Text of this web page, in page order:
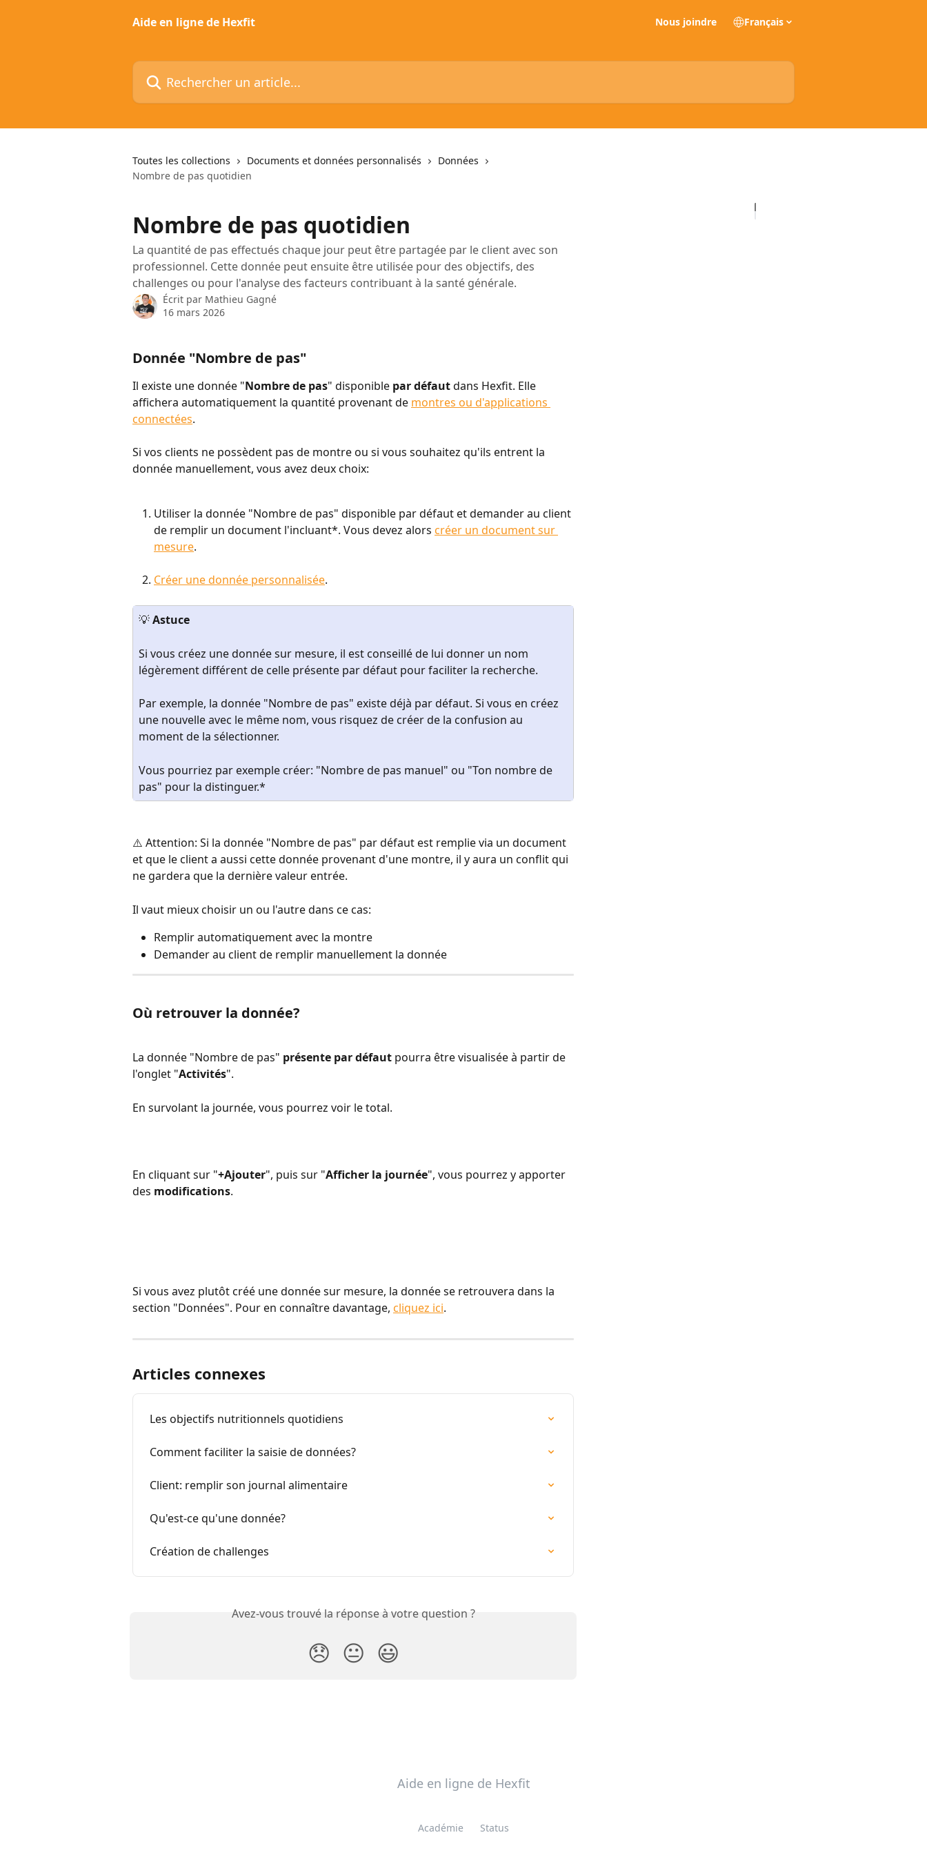
Aide en ligne de Hexfit
Nous joindre Français
Rechercher un article...
Toutes les collections Documents et données personnalisés
Données
Nombre de pas quotidien
Nombre de pas quotidien
La quantité de pas effectués chaque jour peut être partagée par le client avec son
professionnel. Cette donnée peut ensuite être utilisée pour des objectifs, des
challenges ou pour l'analyse des facteurs contribuant à la santé générale.
Écrit par Mathieu Gagné
16 mars 2026
Donnée "Nombre de pas"
Il existe une donnée "Nombre de pas" disponible par défaut dans Hexfit. Elle
affichera automatiquement la quantité provenant de montres ou d'applications
connectées.
Si vos clients ne possèdent pas de montre ou si vous souhaitez qu'ils entrent la
donnée manuellement, vous avez deux choix:
Utiliser la donnée "Nombre de pas" disponible par défaut et demander au client
de remplir un document l'incluant*. Vous devez alors créer un document sur
mesure.
Créer une donnée personnalisée.
💡 Astuce
Si vous créez une donnée sur mesure, il est conseillé de lui donner un nom
légèrement différent de celle présente par défaut pour faciliter la recherche.
Par exemple, la donnée "Nombre de pas" existe déjà par défaut. Si vous en créez
une nouvelle avec le même nom, vous risquez de créer de la confusion au
moment de la sélectionner.
Vous pourriez par exemple créer: "Nombre de pas manuel" ou "Ton nombre de
pas" pour la distinguer.*
⚠️ Attention: Si la donnée "Nombre de pas" par défaut est remplie via un document
et que le client a aussi cette donnée provenant d'une montre, il y aura un conflit qui
ne gardera que la dernière valeur entrée.
Il vaut mieux choisir un ou l'autre dans ce cas:
Remplir automatiquement avec la montre
Demander au client de remplir manuellement la donnée
Où retrouver la donnée?
La donnée "Nombre de pas" présente par défaut pourra être visualisée à partir de
l'onglet "Activités".
En survolant la journée, vous pourrez voir le total.
En cliquant sur "+Ajouter", puis sur "Afficher la journée", vous pourrez y apporter
des modifications.
Si vous avez plutôt créé une donnée sur mesure, la donnée se retrouvera dans la
section "Données". Pour en connaître davantage, cliquez ici.
Articles connexes
Les objectifs nutritionnels quotidiens
Comment faciliter la saisie de données?
Client: remplir son journal alimentaire
Qu'est-ce qu'une donnée?
Création de challenges
Avez-vous trouvé la réponse à votre question ?
😞 😐 😃
Aide en ligne de Hexfit
Académie Status